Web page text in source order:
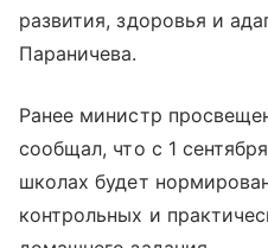
развития, здоровья и
Параничева.
Ранее министр
сообщал, что с 1
школах будет
контрольных и